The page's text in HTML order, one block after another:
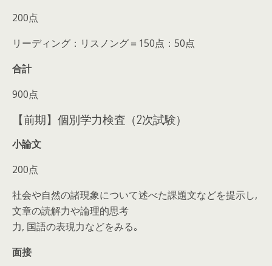
200点
リーディング：リスノング＝150点：50点
合計
900点
【前期】個別学力検査（2次試験）
小論文
200点
社会や自然の諸現象について述べた課題文などを提示し,
文章の読解力や論理的思考
力, 国語の表現力などをみる｡
面接